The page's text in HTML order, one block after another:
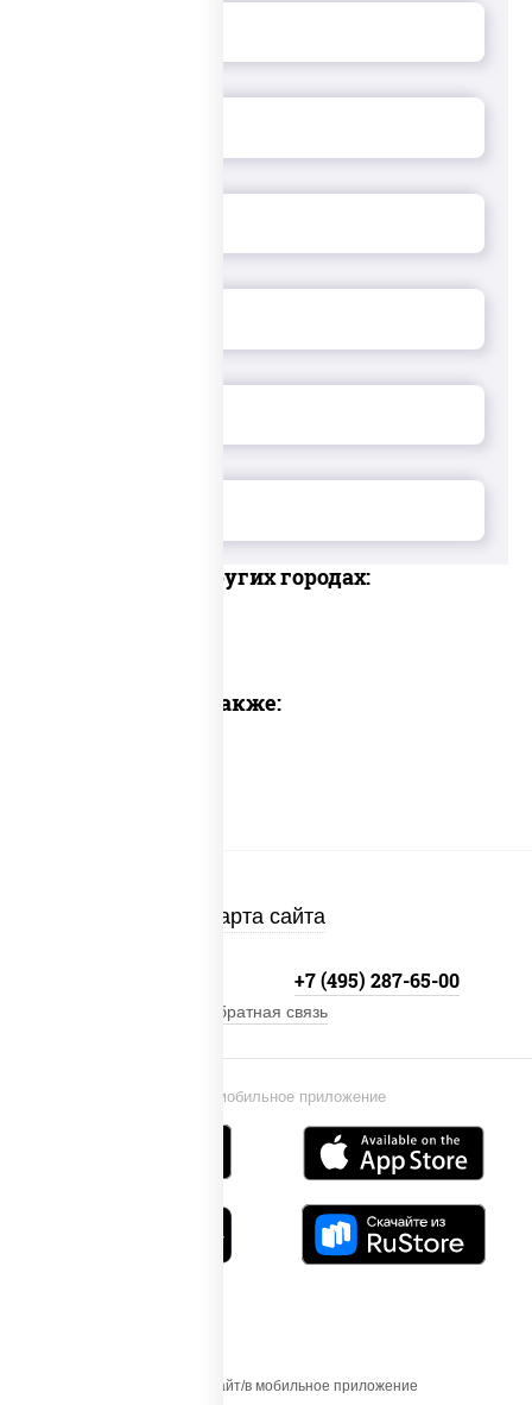
Доставка в других городах:
Предлагаем также:
Карта сайта
Установи мобильное приложение
+7 (495) 287-65-00
Обратная связь
Осуществляя вход на этот Сайт/в мобильное приложение